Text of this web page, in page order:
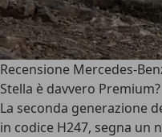
Recensione Mercedes-
Stella è davvero Premium?
La seconda generazione
in codice H247, segna un